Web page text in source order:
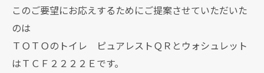
このご要望にお応えするためにご提案させていただいた
のは
ＴＯＴＯのトイレ ピュアレストＱＲとウォシュレット
はＴＣＦ２２２２Ｅです。